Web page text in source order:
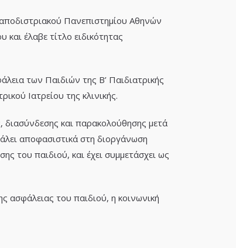
Πανεπιστημίου Αθηνών
έλαβε τίτλο ειδικότητας
των Παιδιών της Β’ Παιδιατρικής
Ιατρείου της κλινικής.
διασύνδεσης και παρακολούθησης μετά
αποφασιστικά στη διοργάνωση
του παιδιού, και έχει συμμετάσχει ως
ασφάλειας του παιδιού, η κοινωνική